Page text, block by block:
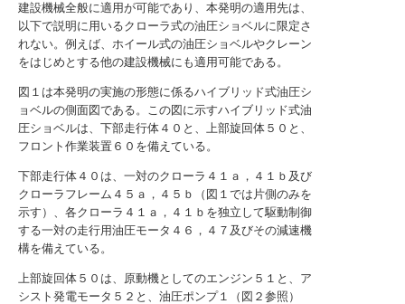
建設機械全般に適用が可能であり、本発明の適用先は、
以下で説明に用いるクローラ式の油圧ショベルに限定さ
れない。例えば、ホイール式の油圧ショベルやクレーン
をはじめとする他の建設機械にも適用可能である。
図１は本発明の実施の形態に係るハイブリッド式油圧シ
ョベルの側面図である。この図に示すハイブリッド式油
圧ショベルは、下部走行体４０と、上部旋回体５０と、
フロント作業装置６０を備えている。
下部走行体４０は、一対のクローラ４１ａ，４１ｂ及び
クローラフレーム４５ａ，４５ｂ（図１では片側のみを
示す）、各クローラ４１ａ，４１ｂを独立して駆動制御
する一対の走行用油圧モータ４６，４７及びその減速機
構を備えている。
上部旋回体５０は、原動機としてのエンジン５１と、ア
シスト発電モータ５２と、油圧ポンプ１（図２参照）